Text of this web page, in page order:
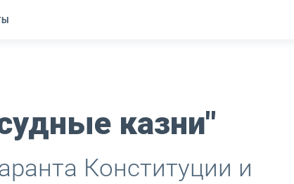
казни"
Конституции и